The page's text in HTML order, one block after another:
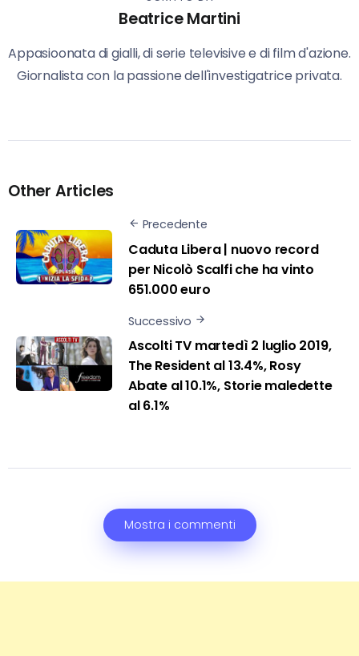
Beatrice Martini
Appasioonata di gialli, di serie televisive e di film d'azione.
Giornalista con la passione dell'investigatrice privata.
Other Articles
Precedente
Caduta Libera | nuovo record
per Nicolò Scalfi che ha vinto
651.000 euro
Successivo
Ascolti TV martedì 2 luglio 2019,
The Resident al 13.4%, Rosy
Abate al 10.1%, Storie maledette
al 6.1%
Mostra i commenti